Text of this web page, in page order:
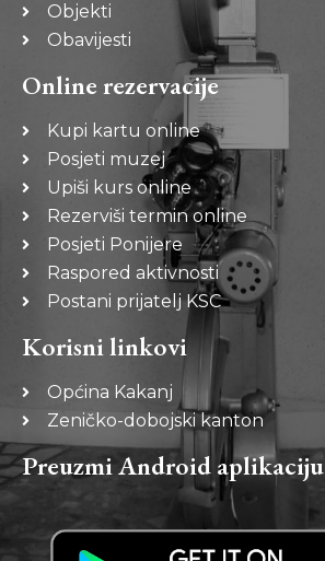
Objekti
Obavijesti
Online rezervacije
Kupi kartu online
Posjeti muzej
Upiši kurs online
Rezerviši termin online
Posjeti Ponijere
Raspored aktivnosti
Postani prijatelj KSC
Korisni linkovi
Općina Kakanj
Zeničko-dobojski kanton
Preuzmi Android aplikaciju